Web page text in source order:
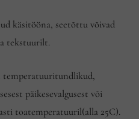
käsitööna, seetõttu võivad
tekstuurilt.
temperatuuritundlikud,
päikesevalgusest või
toatemperatuuril(alla 25C).